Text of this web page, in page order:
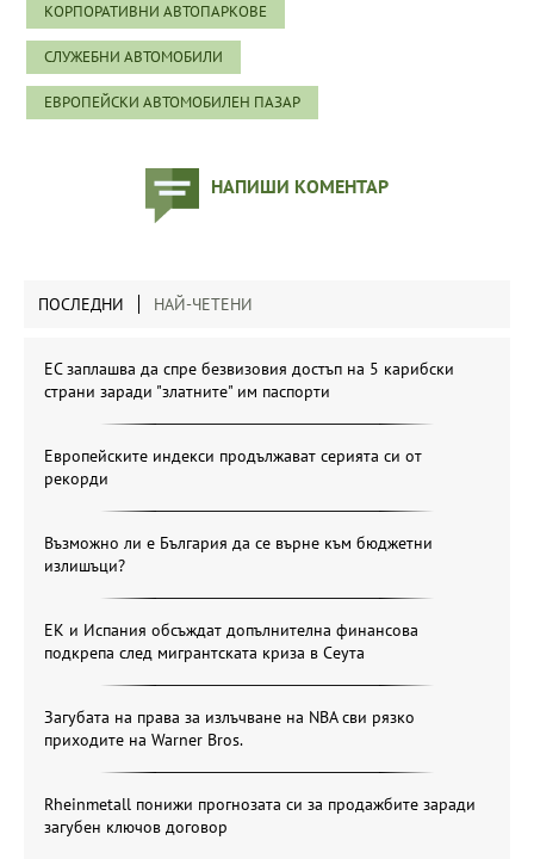
КОРПОРАТИВНИ АВТОПАРКОВЕ
СЛУЖЕБНИ АВТОМОБИЛИ
ЕВРОПЕЙСКИ АВТОМОБИЛЕН ПАЗАР
НАПИШИ КОМЕНТАР
ПОСЛЕДНИ НАЙ-ЧЕТЕНИ
ЕС заплашва да спре безвизовия достъп на 5 карибски
страни заради "златните" им паспорти
Европейските индекси продължават серията си от
рекорди
Възможно ли е България да се върне към бюджетни
излишъци?
ЕК и Испания обсъждат допълнителна финансова
подкрепа след мигрантската криза в Сеута
Загубата на права за излъчване на NBA сви рязко
приходите на Warner Bros.
Rheinmetall понижи прогнозата си за продажбите заради
загубен ключов договор